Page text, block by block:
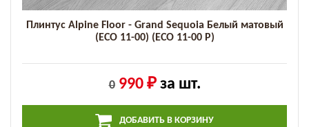
Плинтус Alpine Floor - Grand Sequoia Белый матовый
(ECO 11-00) (ECO 11-00 P)
0 990 ₽за шт.
ДОБАВИТЬ В КОРЗИНУ